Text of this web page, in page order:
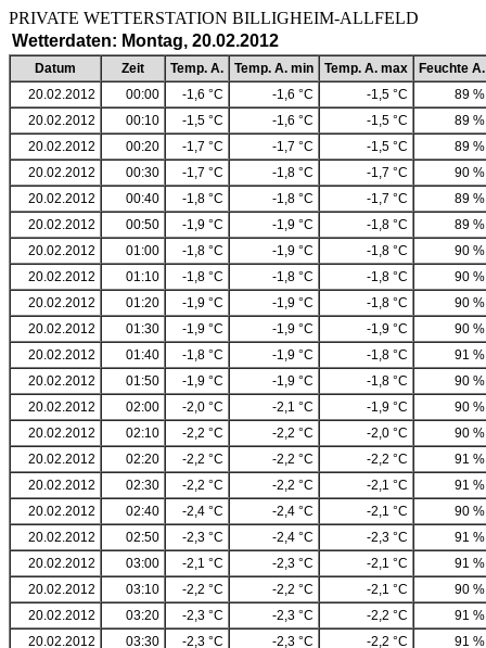
PRIVATE WETTERSTATION BILLIGHEIM-
Wetterdaten: Montag, 20.02.2012
Datum Zeit Temp. A. Temp. A. min Temp. A. max
Feuchte A.
20.02.2012
00:00 -1,6 °C -1,6 °C -1,5 °C
89 %
20.02.2012
00:10 -1,5 °C -1,6 °C -1,5 °C
89 %
20.02.2012
00:20 -1,7 °C -1,7 °C -1,5 °C
89 %
20.02.2012
00:30 -1,7 °C -1,8 °C -1,7 °C
90 %
20.02.2012
00:40 -1,8 °C -1,8 °C -1,7 °C
89 %
20.02.2012
00:50 -1,9 °C -1,9 °C -1,8 °C
89 %
20.02.2012
01:00 -1,8 °C -1,9 °C -1,8 °C
90 %
20.02.2012
01:10 -1,8 °C -1,8 °C -1,8 °C
90 %
20.02.2012
01:20 -1,9 °C -1,9 °C -1,8 °C
90 %
20.02.2012
01:30 -1,9 °C -1,9 °C -1,9 °C
90 %
20.02.2012
01:40 -1,8 °C -1,9 °C -1,8 °C
91 %
20.02.2012
01:50 -1,9 °C -1,9 °C -1,8 °C
90 %
20.02.2012
02:00 -2,0 °C -2,1 °C -1,9 °C
90 %
20.02.2012
02:10 -2,2 °C -2,2 °C -2,0 °C
90 %
20.02.2012
02:20 -2,2 °C -2,2 °C -2,2 °C
91 %
20.02.2012
02:30 -2,2 °C -2,2 °C -2,1 °C
91 %
20.02.2012
02:40 -2,4 °C -2,4 °C -2,1 °C
90 %
20.02.2012
02:50 -2,3 °C -2,4 °C -2,3 °C
91 %
20.02.2012
03:00 -2,1 °C -2,3 °C -2,1 °C
91 %
20.02.2012
03:10 -2,2 °C -2,2 °C -2,1 °C
90 %
20.02.2012
03:20 -2,3 °C -2,3 °C -2,2 °C
91 %
20.02.2012
03:30 -2,3 °C -2,3 °C -2,2 °C
91 %